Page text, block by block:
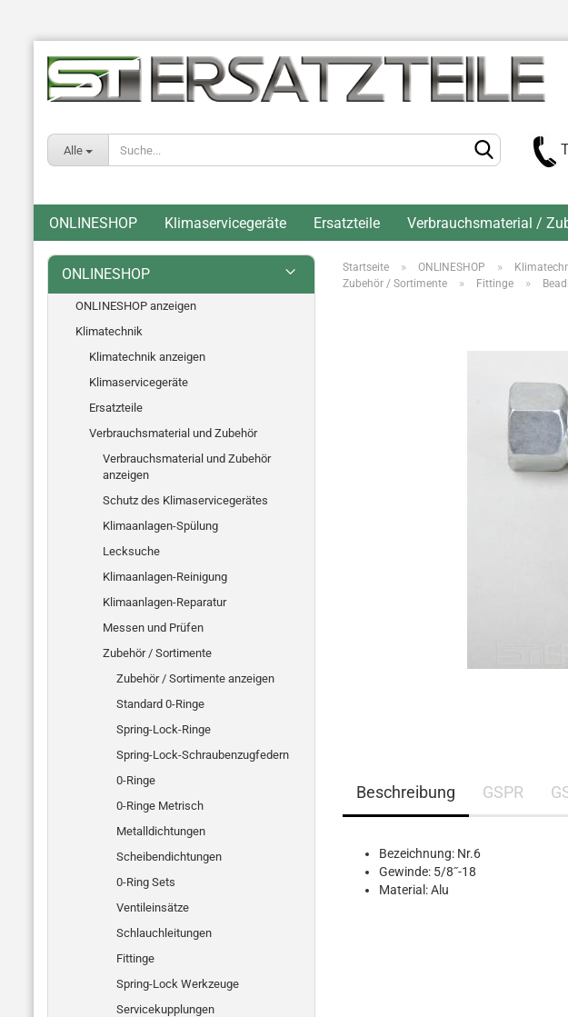
Alle
ONLINESHOP Klimaservicegeräte Ersatzteile Verbrauchsmaterial /
Startseite » ONLINESHOP »
Zubehör / Sortimente » Fittinge »
Beschreibung GSPR
Bezeichnung: Nr.6
Gewinde: 5/8˝-18
Material: Alu
ONLINESHOP
ONLINESHOP anzeigen
Klimatechnik
Klimatechnik anzeigen
Klimaservicegeräte
Ersatzteile
Verbrauchsmaterial und Zubehör
Verbrauchsmaterial und Zubehör
anzeigen
Schutz des Klimaservicegerätes
Klimaanlagen-Spülung
Lecksuche
Klimaanlagen-Reinigung
Klimaanlagen-Reparatur
Messen und Prüfen
Zubehör / Sortimente
Zubehör / Sortimente anzeigen
Standard 0-Ringe
Spring-Lock-Ringe
Spring-Lock-Schraubenzugfedern
0-Ringe
0-Ringe Metrisch
Metalldichtungen
Scheibendichtungen
0-Ring Sets
Ventileinsätze
Schlauchleitungen
Fittinge
Spring-Lock Werkzeuge
Servicekupplungen